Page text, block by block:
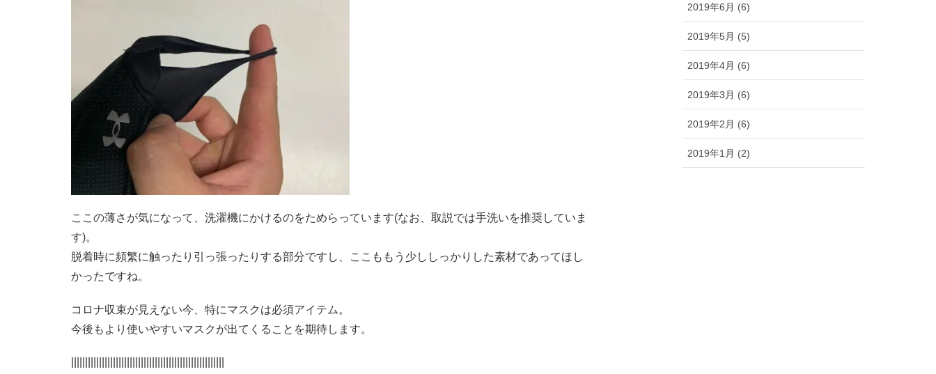
ここの薄さが気になって、洗濯機にかけるのをためらっています(なお、取説では手洗いを推奨していま
す)。
脱着時に頻繁に触ったり引っ張ったりする部分ですし、ここももう少ししっかりした素材であってほし
かったですね。
コロナ収束が見えない今、特にマスクは必須アイテム。
今後もより使いやすいマスクが出てくることを期待します。
2019年6月 (6)
2019年5月 (5)
2019年4月 (6)
2019年3月 (6)
2019年2月 (6)
2019年1月 (2)